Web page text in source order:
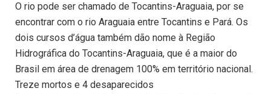
O rio pode ser chamado de Tocantins-Araguaia, por se
encontrar com o rio Araguaia entre Tocantins e Pará. Os
dois cursos d’água também dão nome à Região
Hidrográfica do Tocantins-Araguaia, que é a maior do
Brasil em área de drenagem 100% em território nacional.
Treze mortos e 4 desaparecidos